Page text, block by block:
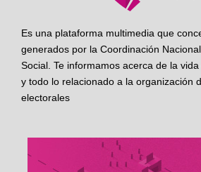
Es una plataforma multimedia que
generados por la Coordinación
Social. Te informamos acerca de la
y todo lo relacionado a la organización
electorales